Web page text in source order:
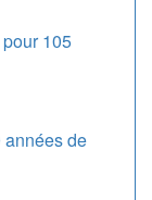
105
années de